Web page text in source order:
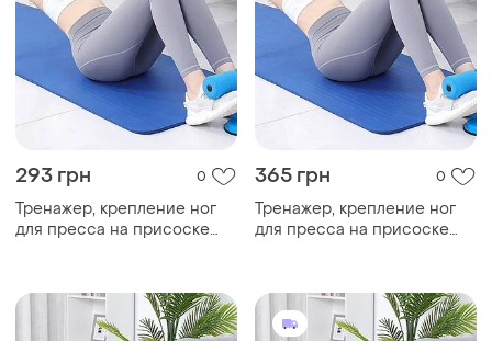
293 грн 0
Тренажер, крепление ног
для пресса на присоске
365 грн 0
Тренажер, крепление ног
для пресса на присоске